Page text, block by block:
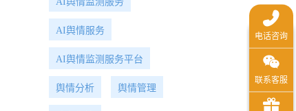
AI舆情服务
AI舆情监测服务平台
舆情分析 舆情管理